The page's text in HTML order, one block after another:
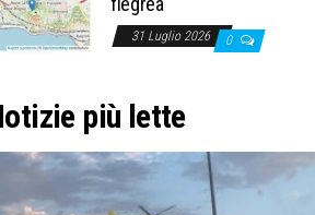
31 Luglio 2026 0
più lette